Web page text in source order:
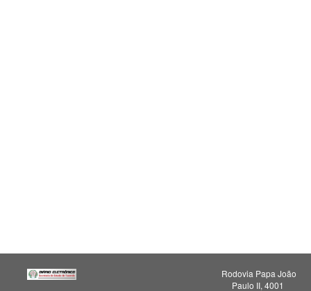
Rodovia Papa João
Paulo II, 4001